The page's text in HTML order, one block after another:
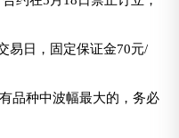
易日，固定保证金70元/
品种中波幅最大的，务必